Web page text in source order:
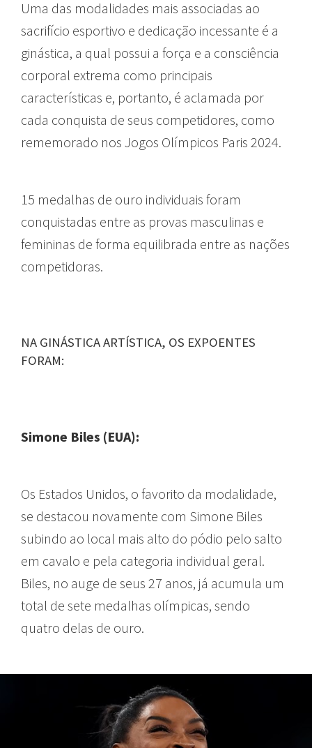
Uma das modalidades mais associadas ao
sacrifício esportivo e dedicação incessante é a
ginástica, a qual possui a força e a consciência
corporal extrema como principais
características e, portanto, é aclamada por
cada conquista de seus competidores, como
rememorado nos Jogos Olímpicos Paris 2024.
15 medalhas de ouro individuais foram
conquistadas entre as provas masculinas e
femininas de forma equilibrada entre as nações
competidoras.
NA GINÁSTICA ARTÍSTICA, OS EXPOENTES
FORAM:
Simone Biles (EUA):
Os Estados Unidos, o favorito da modalidade,
se destacou novamente com Simone Biles
subindo ao local mais alto do pódio pelo salto
em cavalo e pela categoria individual geral.
Biles, no auge de seus 27 anos, já acumula um
total de sete medalhas olímpicas, sendo
quatro delas de ouro.